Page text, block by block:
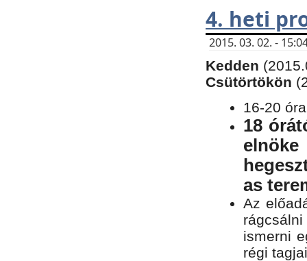
4. heti
2015. 03. 02. -
Kedden
Csütörtökön
16-20
18
as
Az
ismerni
régi